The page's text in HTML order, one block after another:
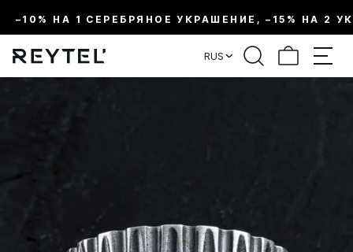
–10% НА 1 СЕРЕБРЯНОЕ УКРАШЕНИЕ, –15% НА 2
RUS